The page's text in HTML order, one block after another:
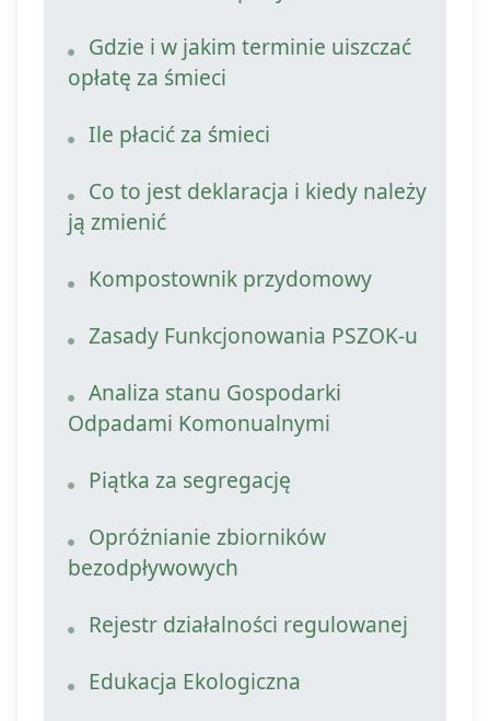
Organizacje pozarządowe
Gospodarka komunalna (GPGK)
Gdzie i w jakim terminie uiszczać
opłatę za śmieci
Ile płacić za śmieci
Co to jest deklaracja i kiedy należy
ją zmienić
Kompostownik przydomowy
Zasady Funkcjonowania PSZOK-u
Analiza stanu Gospodarki
Odpadami Komonualnymi
Piątka za segregację
Opróżnianie zbiorników
bezodpływowych
Rejestr działalności regulowanej
Edukacja Ekologiczna